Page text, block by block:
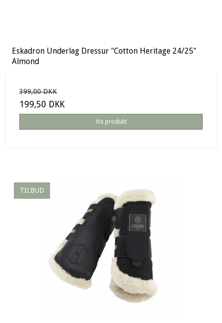
Eskadron Underlag Dressur "Cotton Heritage 24/25"
Almond
399,00 DKK
199,50 DKK
Vis produkt
TILBUD